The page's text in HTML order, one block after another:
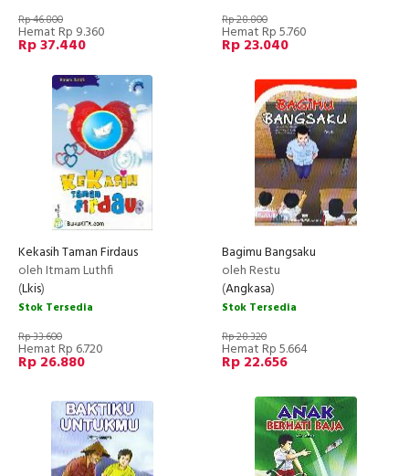
Rp 46.800
Hemat Rp 9.360
Rp 37.440
Rp 28.800
Hemat Rp 5.760
Rp 23.040
Kekasih Taman Firdaus
oleh Itmam Luthfi
(Lkis)
Stok Tersedia
Rp 33.600
Hemat Rp 6.720
Rp 26.880
Bagimu Bangsaku
oleh Restu
(Angkasa)
Stok Tersedia
Rp 28.320
Hemat Rp 5.664
Rp 22.656